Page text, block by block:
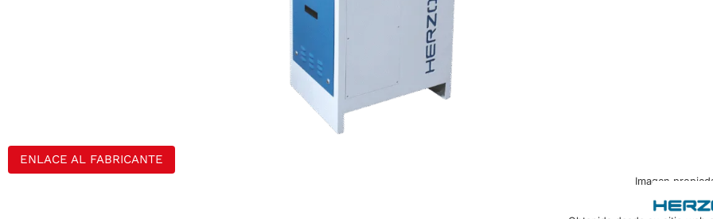
ENLACE AL FABRICANTE
Imagen